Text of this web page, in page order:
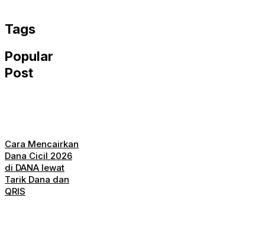
Tags
Popular
Post
Cara Mencairkan
Dana Cicil 2026
di DANA lewat
Tarik Dana dan
QRIS